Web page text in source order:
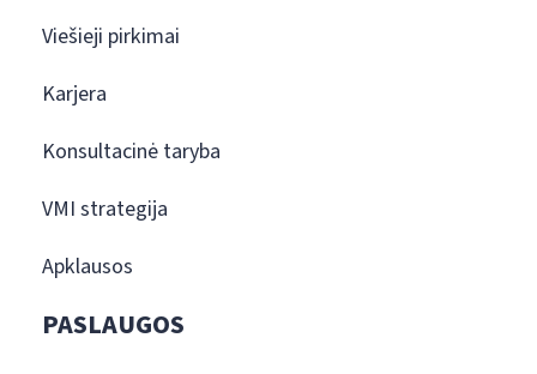
Viešieji pirkimai
Karjera
Konsultacinė taryba
VMI strategija
Apklausos
PASLAUGOS